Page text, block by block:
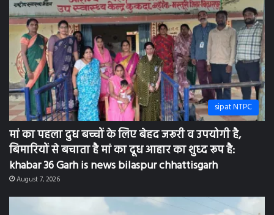
sipat NTPC
मां का पहला दुध बच्चों के लिए बेहद जरूरी व उपयोगी है,
बिमारियों से बचाता है मां का दूध आहार का शुध्द रूप है:
khabar 36 Garh is news bilaspur chhattisgarh
August 7, 2026